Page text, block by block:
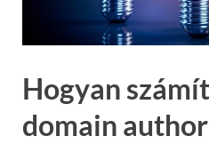
Hogyan
domain